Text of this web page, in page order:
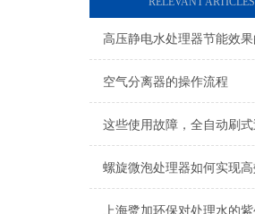
空气分离器的操作流程